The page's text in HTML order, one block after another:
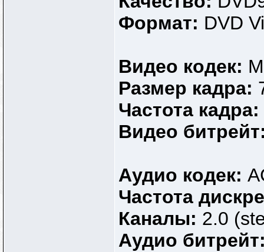
Формат: DVD
Видео кодек:
Размер кадра:
Частота кадра:
Видео
Аудио кодек:
Частота
Каналы: 2.0
Аудио